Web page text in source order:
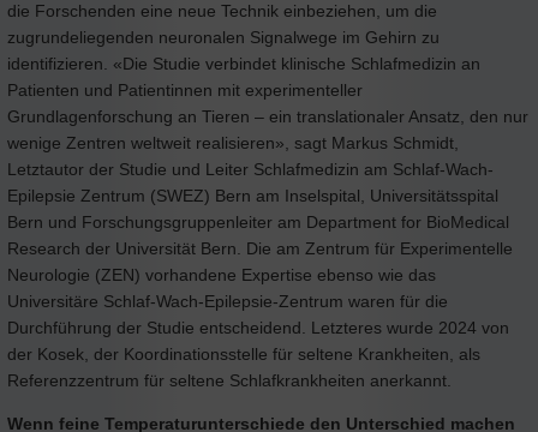
die Forschenden eine neue Technik einbeziehen, um die
zugrundeliegenden neuronalen Signalwege im Gehirn zu
identifizieren. «Die Studie verbindet klinische Schlafmedizin an
Patienten und Patientinnen mit experimenteller
Grundlagenforschung an Tieren – ein translationaler Ansatz, den nur
wenige Zentren weltweit realisieren», sagt Markus Schmidt,
Letztautor der Studie und Leiter Schlafmedizin am Schlaf-Wach-
Epilepsie Zentrum (SWEZ) Bern am Inselspital, Universitätsspital
Bern und Forschungsgruppenleiter am Department for BioMedical
Research der Universität Bern. Die am Zentrum für Experimentelle
Neurologie (ZEN) vorhandene Expertise ebenso wie das
Universitäre Schlaf-Wach-Epilepsie-Zentrum waren für die
Durchführung der Studie entscheidend. Letzteres wurde 2024 von
der Kosek, der Koordinationsstelle für seltene Krankheiten, als
Referenzzentrum für seltene Schlafkrankheiten anerkannt.
Wenn feine Temperaturunterschiede den Unterschied machen